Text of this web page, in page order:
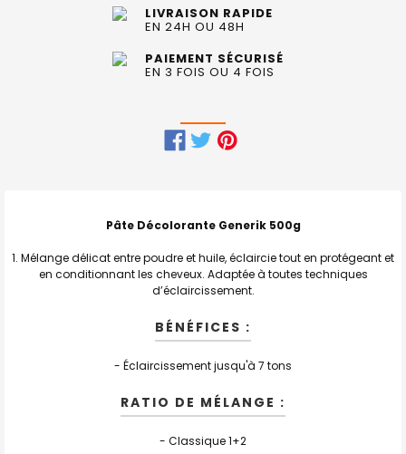
LIVRAISON RAPIDE
EN 24H OU 48H
PAIEMENT SÉCURISÉ
EN 3 FOIS OU 4 FOIS
Pâte Décolorante Generik 500g
Mélange délicat entre poudre et huile, éclaircie tout en protégeant et
en conditionnant les cheveux. Adaptée à toutes techniques
d’éclaircissement.
BÉNÉFICES :
- Éclaircissement jusqu'à 7 tons
RATIO DE MÉLANGE :
- Classique 1+2